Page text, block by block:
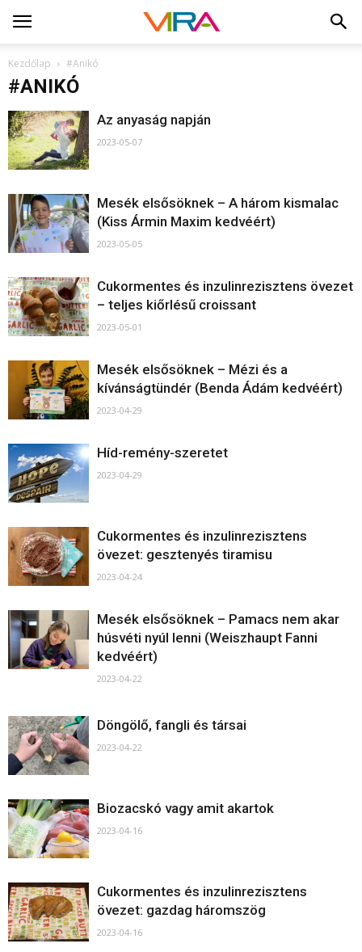
Kezdőlap #Anikó
#ANIKÓ
Az anyaság napján
2023-05-07
Mesék elsősöknek – A három kismalac
(Kiss Ármin Maxim kedvéért)
2023-05-05
Cukormentes és inzulinrezisztens övezet
– teljes kiőrlésű croissant
2023-05-01
Mesék elsősöknek – Mézi és a
kívánságtündér (Benda Ádám kedvéért)
2023-04-29
Híd-remény-szeretet
2023-04-29
Cukormentes és inzulinrezisztens
övezet: gesztenyés tiramisu
2023-04-24
Mesék elsősöknek – Pamacs nem akar
húsvéti nyúl lenni (Weiszhaupt Fanni
kedvéért)
2023-04-22
Döngölő, fangli és társai
2023-04-22
Biozacskó vagy amit akartok
2023-04-16
Cukormentes és inzulinrezisztens
övezet: gazdag háromszög
2023-04-16